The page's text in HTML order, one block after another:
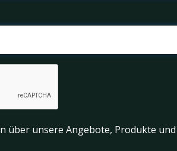
über unsere Angebote, Produkte